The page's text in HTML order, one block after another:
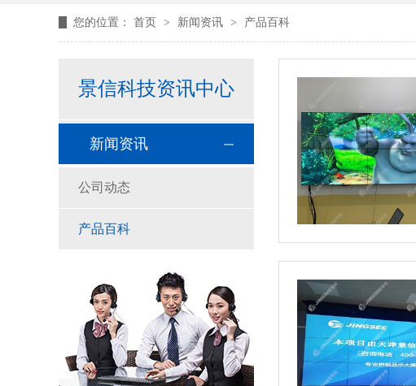
您的位置： 首页 > 新闻资讯 > 产品百科
景信科技资讯中心
新闻资讯
公司动态
产品百科